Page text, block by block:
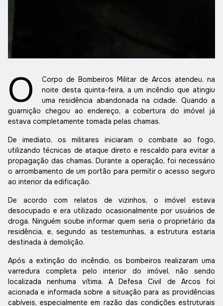
O
Corpo de Bombeiros Militar de Arcos atendeu, na
noite desta quinta-feira, a um incêndio que atingiu
uma residência abandonada na cidade. Quando a
guarnição chegou ao endereço, a cobertura do imóvel já
estava completamente tomada pelas chamas.
De imediato, os militares iniciaram o combate ao fogo,
utilizando técnicas de ataque direto e rescaldo para evitar a
propagação das chamas. Durante a operação, foi necessário
o arrombamento de um portão para permitir o acesso seguro
ao interior da edificação.
De acordo com relatos de vizinhos, o imóvel estava
desocupado e era utilizado ocasionalmente por usuários de
droga. Ninguém soube informar quem seria o proprietário da
residência, e, segundo as testemunhas, a estrutura estaria
destinada à demolição.
Após a extinção do incêndio, os bombeiros realizaram uma
varredura completa pelo interior do imóvel, não sendo
localizada nenhuma vítima. A Defesa Civil de Arcos foi
acionada e informada sobre a situação para as providências
cabíveis, especialmente em razão das condições estruturais